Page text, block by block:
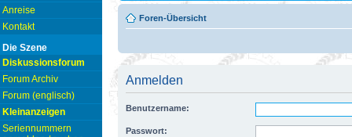
Anreise
Kontakt
Die Szene
Diskussionsforum
Forum Archiv
Forum (englisch)
Kleinanzeigen
Seriennummern
Foren-Übersicht
Anmelden
Benutzername:
Passwort: